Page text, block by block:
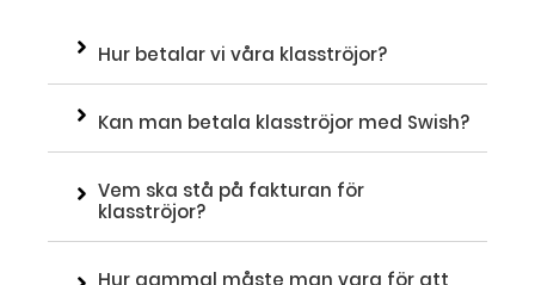
Hur betalar vi våra klasströjor?
Kan man betala klasströjor med Swish?
Vem ska stå på fakturan för
klasströjor?
Hur gammal måste man vara för att